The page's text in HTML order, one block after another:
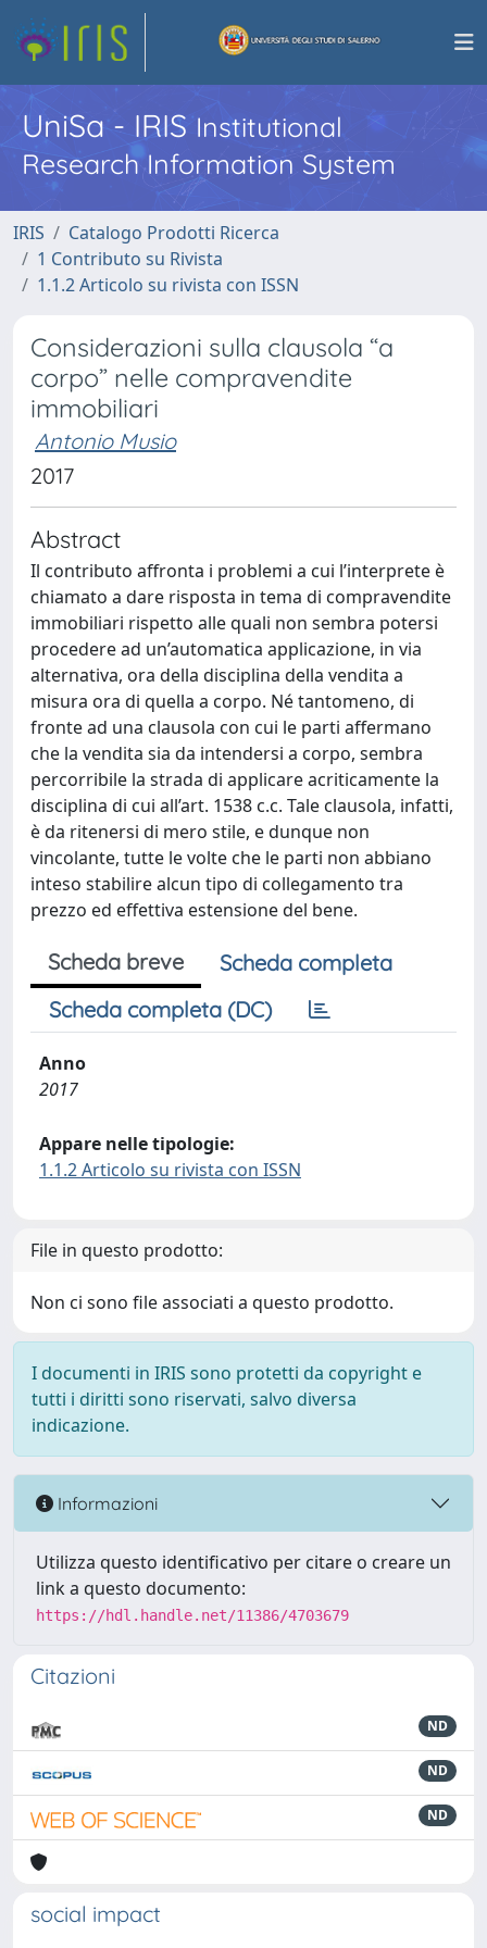
UniSa - IRISInstitutional
Research Information System
IRIS
Catalogo Prodotti Ricerca
1 Contributo su Rivista
1.1.2 Articolo su rivista con ISSN
Considerazioni sulla clausola “a
corpo” nelle compravendite
immobiliari
Antonio Musio
2017
Abstract
Il contributo affronta i problemi a cui l’interprete è
chiamato a dare risposta in tema di compravendite
immobiliari rispetto alle quali non sembra potersi
procedere ad un’automatica applicazione, in via
alternativa, ora della disciplina della vendita a
misura ora di quella a corpo. Né tantomeno, di
fronte ad una clausola con cui le parti affermano
che la vendita sia da intendersi a corpo, sembra
percorribile la strada di applicare acriticamente la
disciplina di cui all’art. 1538 c.c. Tale clausola, infatti,
è da ritenersi di mero stile, e dunque non
vincolante, tutte le volte che le parti non abbiano
inteso stabilire alcun tipo di collegamento tra
prezzo ed effettiva estensione del bene.
Scheda breve
Scheda completa
Scheda completa (DC)
Anno
2017
Appare nelle tipologie:
1.1.2 Articolo su rivista con ISSN
File in questo prodotto:
Non ci sono file associati a questo prodotto.
I documenti in IRIS sono protetti da copyright e
tutti i diritti sono riservati, salvo diversa
indicazione.
Informazioni
Utilizza questo identificativo per citare o creare un
link a questo documento:
https://hdl.handle.net/11386/4703679
Citazioni
ND
ND
ND
social impact